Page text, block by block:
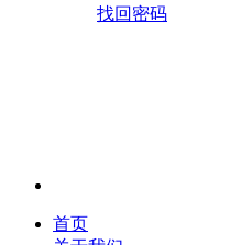
找回密码
首页